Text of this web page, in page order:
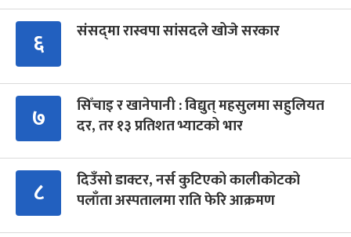
६ संसद्‍मा रास्वपा सांसदले खोजे सरकार
७
सिँचाइ र खानेपानी : विद्युत् महसुलमा सहुलियत
दर, तर १३ प्रतिशत भ्याटको भार
८
दिउँसो डाक्टर, नर्स कुटिएको कालीकोटको
पलाँता अस्पतालमा राति फेरि आक्रमण